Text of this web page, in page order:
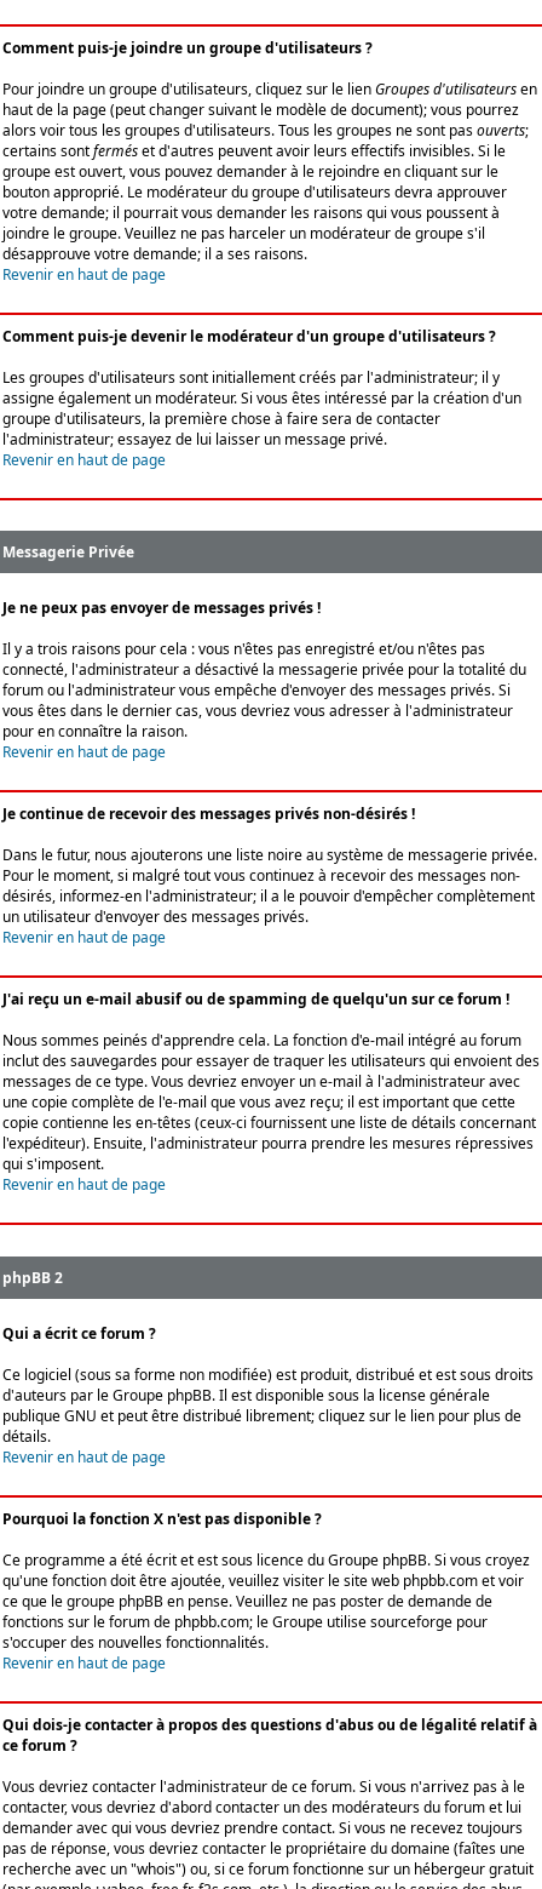
Comment puis-je joindre un groupe d'utilisateurs ?
Pour joindre un groupe d'utilisateurs, cliquez sur le lienGroupes d'utilisateursen
haut de la page (peut changer suivant le modèle de document); vous pourrez
alors voir tous les groupes d'utilisateurs. Tous les groupes ne sont pasouverts;
certains sontferméset d'autres peuvent avoir leurs effectifs invisibles. Si le
groupe est ouvert, vous pouvez demander à le rejoindre en cliquant sur le
bouton approprié. Le modérateur du groupe d'utilisateurs devra approuver
votre demande; il pourrait vous demander les raisons qui vous poussent à
joindre le groupe. Veuillez ne pas harceler un modérateur de groupe s'il
désapprouve votre demande; il a ses raisons.
Revenir en haut de page
Comment puis-je devenir le modérateur d'un groupe d'utilisateurs ?
Les groupes d'utilisateurs sont initiallement créés par l'administrateur; il y
assigne également un modérateur. Si vous êtes intéressé par la création d'un
groupe d'utilisateurs, la première chose à faire sera de contacter
l'administrateur; essayez de lui laisser un message privé.
Revenir en haut de page
Messagerie Privée
Je ne peux pas envoyer de messages privés !
Il y a trois raisons pour cela : vous n'êtes pas enregistré et/ou n'êtes pas
connecté, l'administrateur a désactivé la messagerie privée pour la totalité du
forum ou l'administrateur vous empêche d'envoyer des messages privés. Si
vous êtes dans le dernier cas, vous devriez vous adresser à l'administrateur
pour en connaître la raison.
Revenir en haut de page
Je continue de recevoir des messages privés non-désirés !
Dans le futur, nous ajouterons une liste noire au système de messagerie privée.
Pour le moment, si malgré tout vous continuez à recevoir des messages non-
désirés, informez-en l'administrateur; il a le pouvoir d'empêcher complètement
un utilisateur d'envoyer des messages privés.
Revenir en haut de page
J'ai reçu un e-mail abusif ou de spamming de quelqu'un sur ce forum !
Nous sommes peinés d'apprendre cela. La fonction d'e-mail intégré au forum
inclut des sauvegardes pour essayer de traquer les utilisateurs qui envoient des
messages de ce type. Vous devriez envoyer un e-mail à l'administrateur avec
une copie complète de l'e-mail que vous avez reçu; il est important que cette
copie contienne les en-têtes (ceux-ci fournissent une liste de détails concernant
l'expéditeur). Ensuite, l'administrateur pourra prendre les mesures répressives
qui s'imposent.
Revenir en haut de page
phpBB 2
Qui a écrit ce forum ?
Ce logiciel (sous sa forme non modifiée) est produit, distribué et est sous droits
d'auteurs par leGroupe phpBB. Il est disponible sous la license générale
publique GNU et peut être distribué librement; cliquez sur le lien pour plus de
détails.
Revenir en haut de page
Pourquoi la fonction X n'est pas disponible ?
Ce programme a été écrit et est sous licence du Groupe phpBB. Si vous croyez
qu'une fonction doit être ajoutée, veuillez visiter le site web phpbb.com et voir
ce que le groupe phpBB en pense. Veuillez ne pas poster de demande de
fonctions sur le forum de phpbb.com; le Groupe utilise sourceforge pour
s'occuper des nouvelles fonctionnalités.
Revenir en haut de page
Qui dois-je contacter à propos des questions d'abus ou de légalité relatif à
ce forum ?
Vous devriez contacter l'administrateur de ce forum. Si vous n'arrivez pas à le
contacter, vous devriez d'abord contacter un des modérateurs du forum et lui
demander avec qui vous devriez prendre contact. Si vous ne recevez toujours
pas de réponse, vous devriez contacter le propriétaire du domaine (faîtes une
recherche avec un "whois") ou, si ce forum fonctionne sur un hébergeur gratuit